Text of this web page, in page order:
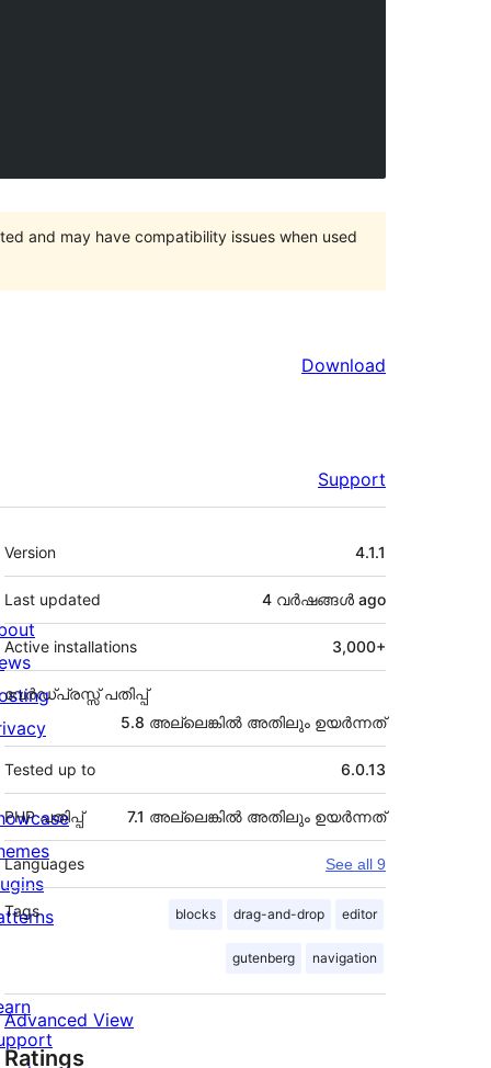
and may have compatibility issues when used
Download
Support
Meta
Version 4.1.1
Last updated 4 വര്‍ഷങ്ങള്‍ ago
Active installations 3,000+
വേർഡ്പ്രസ്സ് പതിപ്പ്
5.8 അല്ലെങ്കില്‍ അതിലും ഉയര്‍ന്നത്
Tested up to 6.0.13
PHP പതിപ്പ് 7.1 അല്ലെങ്കില്‍ അതിലും ഉയര്‍ന്നത്
Languages See all 9
Tags blocks drag-and-drop editor
gutenberg navigation
Advanced View
Ratings